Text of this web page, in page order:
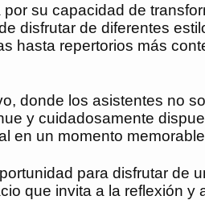
su capacidad de
disfrutar de diferentes
hasta repertorios más
donde los asistentes no
y cuidadosamente
en un momento
para disfrutar de
que invita a la reflexión y